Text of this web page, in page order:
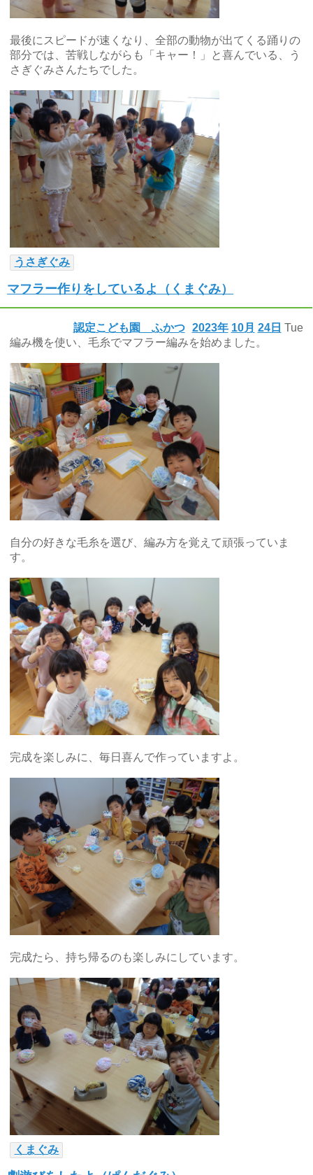
最後にスピードが速くなり、全部の動物が出てくる踊りの
部分では、苦戦しながらも「キャー！」と喜んでいる、う
さぎぐみさんたちでした。
うさぎぐみ
マフラー作りをしているよ（くまぐみ）
2023年 10月 24日 Tue
認定こども園 ふかつ
編み機を使い、毛糸でマフラー編みを始めました。
自分の好きな毛糸を選び、編み方を覚えて頑張っていま
す。
完成を楽しみに、毎日喜んで作っていますよ。
完成たら、持ち帰るのも楽しみにしています。
くまぐみ